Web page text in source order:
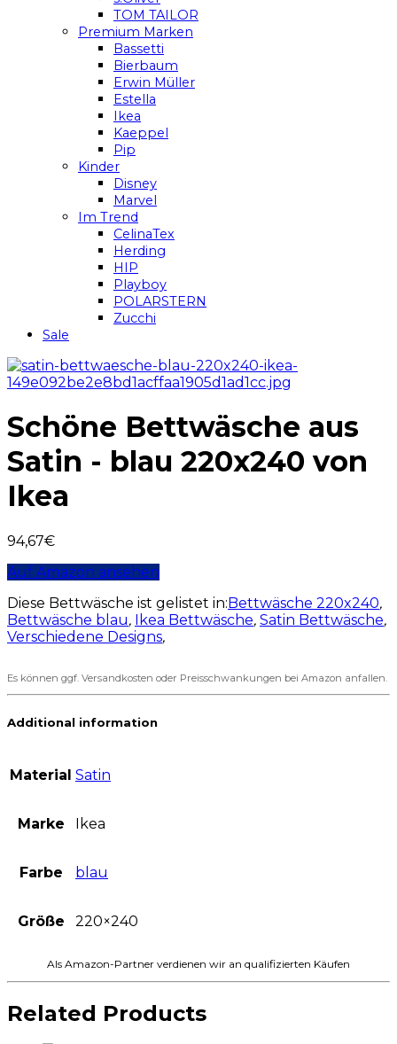
TOM TAILOR
Premium Marken
Bassetti
Bierbaum
Erwin Müller
Estella
Ikea
Kaeppel
Pip
Kinder
Disney
Marvel
Im Trend
CelinaTex
Herding
HIP
Playboy
POLARSTERN
Zucchi
Sale
Schöne Bettwäsche aus
Satin - blau 220x240 von
Ikea
94,67€
Auf Amazon ansehen
Diese Bettwäsche ist gelistet in:Bettwäsche 220x240,
Bettwäsche blau, Ikea Bettwäsche, Satin Bettwäsche,
Verschiedene Designs,
Es können ggf. Versandkosten oder Preisschwankungen bei Amazon anfallen.
Additional information
Material Satin
Marke Ikea
Farbe blau
Größe 220×240
Als Amazon-Partner verdienen wir an qualifizierten Käufen
Related Products